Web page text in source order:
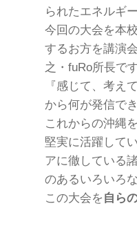
られたエネルギ
今回の大会を本
するお方を講演
之・fuRo所長で
『感じて、考え
から何が発信で
これからの沖縄
堅実に活躍して
アに徹している
のあるいろいろ
この大会を 自ら